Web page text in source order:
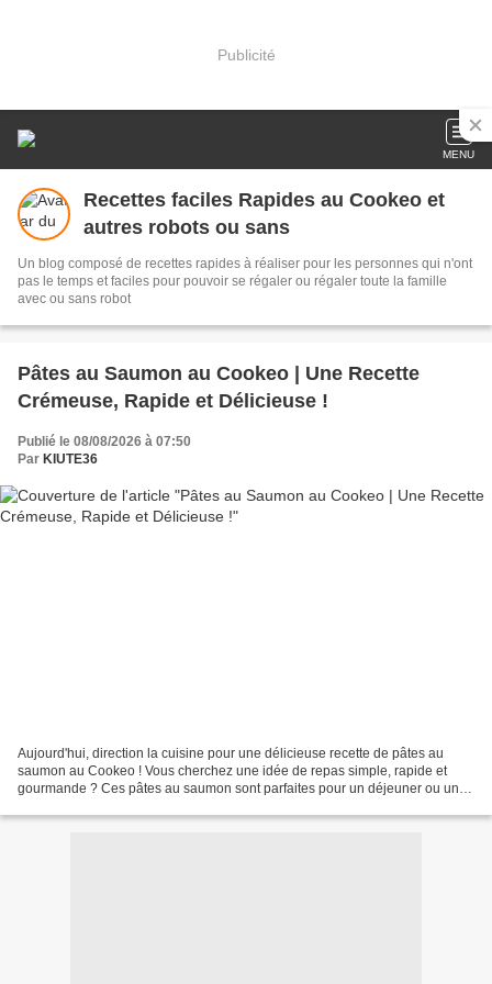
Publicité
MENU
Recettes faciles Rapides au Cookeo et
autres robots ou sans
Un blog composé de recettes rapides à réaliser pour les personnes qui n'ont
pas le temps et faciles pour pouvoir se régaler ou régaler toute la famille
avec ou sans robot
Pâtes au Saumon au Cookeo | Une Recette
Crémeuse, Rapide et Délicieuse !
Publié le 08/08/2026 à 07:50
Par KIUTE36
Aujourd'hui, direction la cuisine pour une délicieuse recette de pâtes au
saumon au Cookeo ! Vous cherchez une idée de repas simple, rapide et
gourmande ? Ces pâtes au saumon sont parfaites pour un déjeuner ou un